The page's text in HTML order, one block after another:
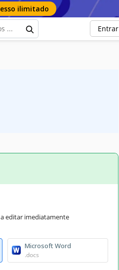
ilimitado
Entrar
editar imediatamente
Microsoft Word
.docs